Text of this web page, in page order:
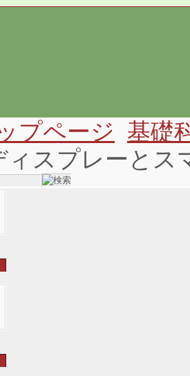
プページ 基礎
ィスプレーとス